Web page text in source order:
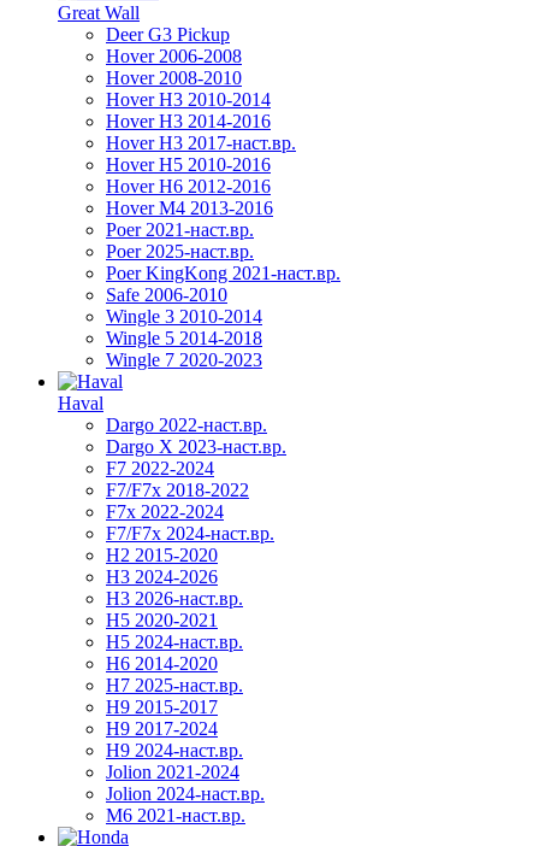
Great Wall
Deer G3 Pickup
Hover 2006-2008
Hover 2008-2010
Hover H3 2010-2014
Hover H3 2014-2016
Hover H3 2017-наст.вр.
Hover H5 2010-2016
Hover H6 2012-2016
Hover M4 2013-2016
Poer 2021-наст.вр.
Poer 2025-наст.вр.
Poer KingKong 2021-наст.вр.
Safe 2006-2010
Wingle 3 2010-2014
Wingle 5 2014-2018
Wingle 7 2020-2023
Haval
Dargo 2022-наст.вр.
Dargo X 2023-наст.вр.
F7 2022-2024
F7/F7x 2018-2022
F7x 2022-2024
F7/F7x 2024-наст.вр.
H2 2015-2020
H3 2024-2026
H3 2026-наст.вр.
H5 2020-2021
H5 2024-наст.вр.
H6 2014-2020
H7 2025-наст.вр.
H9 2015-2017
H9 2017-2024
H9 2024-наст.вр.
Jolion 2021-2024
Jolion 2024-наст.вр.
М6 2021-наст.вр.